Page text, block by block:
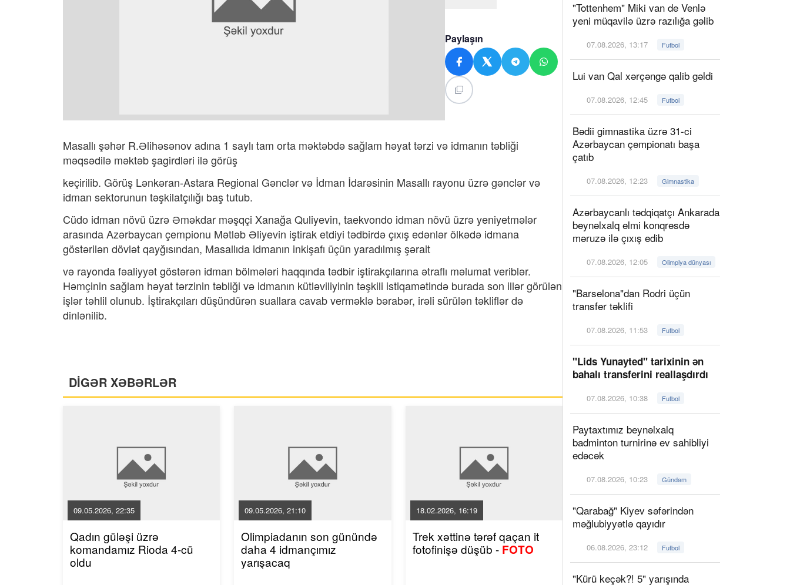
Paylaşın
Masallı şəhər R.Əlihəsənov adına 1 saylı tam orta məktəbdə sağlam həyat tərzi və idmanın təbliği
məqsədilə məktəb şagirdləri ilə görüş
keçirilib. Görüş Lənkəran-Astara Regional Gənclər və İdman İdarəsinin Masallı rayonu üzrə gənclər və
idman sektorunun təşkilatçılığı baş tutub.
Cüdo idman növü üzrə Əməkdar məşqçi Xanağa Quliyevin, taekvondo idman növü üzrə yeniyetmələr
arasında Azərbaycan çempionu Mətləb Əliyevin iştirak etdiyi tədbirdə çıxış edənlər ölkədə idmana
göstərilən dövlət qayğısından, Masallıda idmanın inkişafı üçün yaradılmış şərait
və rayonda fəaliyyət göstərən idman bölmələri haqqında tədbir iştirakçılarına ətraflı məlumat veriblər.
Həmçinin sağlam həyat tərzinin təbliği və idmanın kütləviliyinin təşkili istiqamətində burada son illər görülən
işlər təhlil olunub. İştirakçıları düşündürən suallara cavab verməklə bərabər, irəli sürülən təkliflər də
dinlənilib.
DİGƏR XƏBƏRLƏR
09.05.2026, 22:35
Qadın güləşi üzrə
komandamız Rioda 4-cü
oldu
09.05.2026, 21:10
Olimpiadanın son günündə
daha 4 idmançımız
yarışacaq
18.02.2026, 16:19
Trek xəttinə tərəf qaçan it
fotofinişə düşüb - FOTO
"Tottenhem" Miki van de Venlə
yeni müqavilə üzrə razılığa gəlib
07.08.2026, 13:17 Futbol
Lui van Qal xərçəngə qalib gəldi
07.08.2026, 12:45 Futbol
Bədii gimnastika üzrə 31-ci
Azərbaycan çempionatı başa
çatıb
07.08.2026, 12:23 Gimnastika
Azərbaycanlı tədqiqatçı Ankarada
beynəlxalq elmi konqresdə
məruzə ilə çıxış edib
07.08.2026, 12:05 Olimpiya dünyası
"Barselona"dan Rodri üçün
transfer təklifi
07.08.2026, 11:53 Futbol
"Lids Yunayted" tarixinin ən
bahalı transferini reallaşdırdı
07.08.2026, 10:38 Futbol
Paytaxtımız beynəlxalq
badminton turnirinə ev sahibliyi
edəcək
07.08.2026, 10:23 Gündəm
"Qarabağ" Kiyev səfərindən
məğlubiyyətlə qayıdır
06.08.2026, 23:12 Futbol
"Kürü keçək?! 5" yarışında